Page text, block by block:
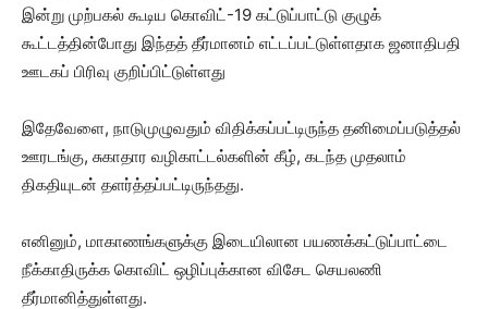
இன்று முற்பகல் கூடிய கொவிட்-19 கட்டுப்பாட்டு குழுக்
கூட்டத்தின்போது இந்தத் தீர்மானம் எட்டப்பட்டுள்ளதாக ஜனாதிபதி
ஊடகப் பிரிவு குறிப்பிட்டுள்ளது
இதேவேளை, நாடுமுழுவதும் விதிக்கப்பட்டிருந்த தனிமைப்படுத்தல்
ஊரடங்கு, சுகாதார வழிகாட்டல்களின் கீழ், கடந்த முதலாம்
திகதியுடன் தளர்த்தப்பட்டிருந்தது.
எனினும், மாகாணங்களுக்கு இடையிலான பயணக்கட்டுப்பாட்டை
நீக்காதிருக்க கொவிட் ஒழிப்புக்கான விசேட செயலணி
தீர்மானித்துள்ளது.